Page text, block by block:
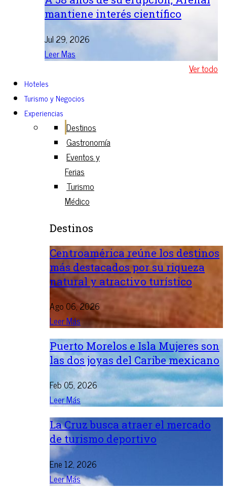
mantiene interés científico
Jul 29, 2026
Leer Mas
Ver todo
Hoteles
Turismo y Negocios
Experiencias
Destinos
Gastronomía
Eventos y
Ferias
Turismo
Médico
Destinos
Centroamérica reúne los destinos
más destacados por su riqueza
natural y atractivo turístico
Ago 06, 2026
Leer Más
Puerto Morelos e Isla Mujeres son
las dos joyas del Caribe mexicano
Feb 05, 2026
Leer Más
La Cruz busca atraer el mercado
de turismo deportivo
Ene 12, 2026
Leer Más